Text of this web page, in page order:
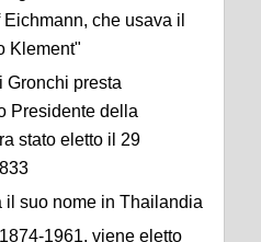
che usava il
Klement"
Gronchi presta
Presidente della
stato eletto il 29
il suo nome in Thailandia
1961, viene eletto